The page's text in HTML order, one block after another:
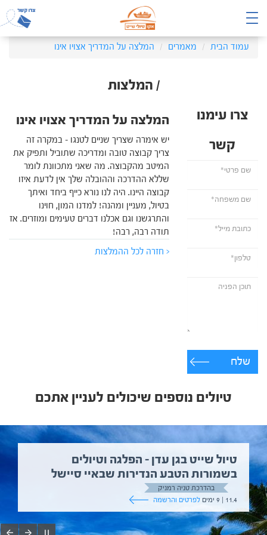
עמוד הבית מאמרים המלצה על המדריך אצויו אינו
/ המלצות
צרו עימנו
קשר
שלח
המלצה על המדריך אצויו אינו
יש אימרה שצריך שניים לטנגו – במקרה זה
צריך קבוצה טובה ומדריכה שתוביל ותפיק את
המיטב מהקבוצה. מה שאני מתכוונת לומר
שללא ההדרכה וההובלה שלך אין לדעת איזו
קבוצה היינו. היה לנו נורא כייף ביחד ואיתך
בטיול, מעניין ומהנה! למדנו המון, חוינו
והתרגשנו וגם אכלנו דברים טעימים ומוזרים. אז
תודה רבה, רבה!
< חזרה לכל ההמלצות
טיולים נוספים שיכולים לעניין אתכם
טיול שייט בגן עדן – הפלגה וטיולים
בשמורות הטבע הנדירות שבאיי סיישל
בהדרכת טניה רמניק
11.4 | 9 ימים
לפרטים והרשמה